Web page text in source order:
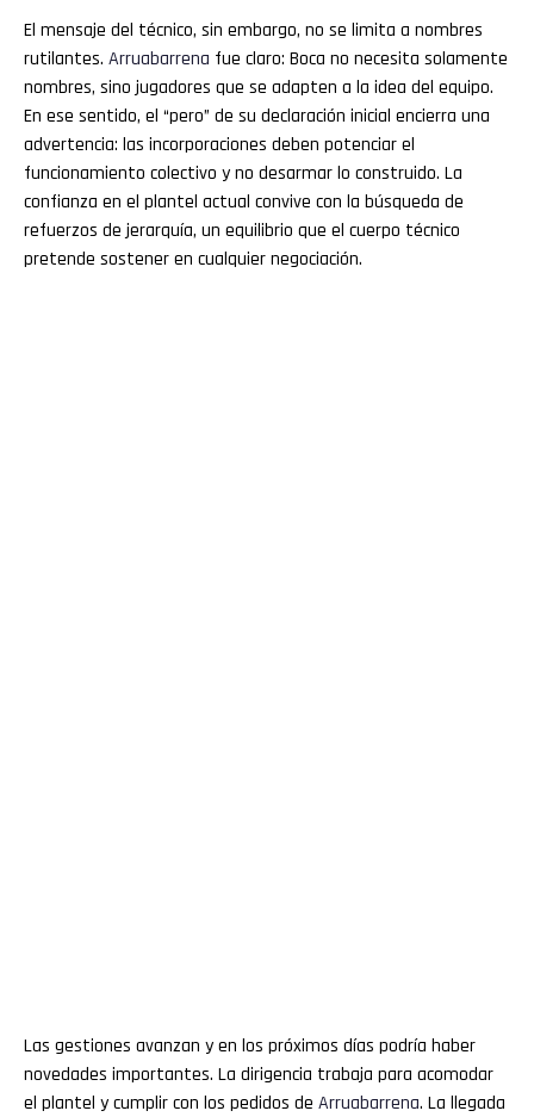
El mensaje del técnico, sin embargo, no se limita a nombres
rutilantes. Arruabarrena fue claro: Boca no necesita solamente
nombres, sino jugadores que se adapten a la idea del equipo.
En ese sentido, el “pero” de su declaración inicial encierra una
advertencia: las incorporaciones deben potenciar el
funcionamiento colectivo y no desarmar lo construido. La
confianza en el plantel actual convive con la búsqueda de
refuerzos de jerarquía, un equilibrio que el cuerpo técnico
pretende sostener en cualquier negociación.
Las gestiones avanzan y en los próximos días podría haber
novedades importantes. La dirigencia trabaja para acomodar
el plantel y cumplir con los pedidos de Arruabarrena. La llegada